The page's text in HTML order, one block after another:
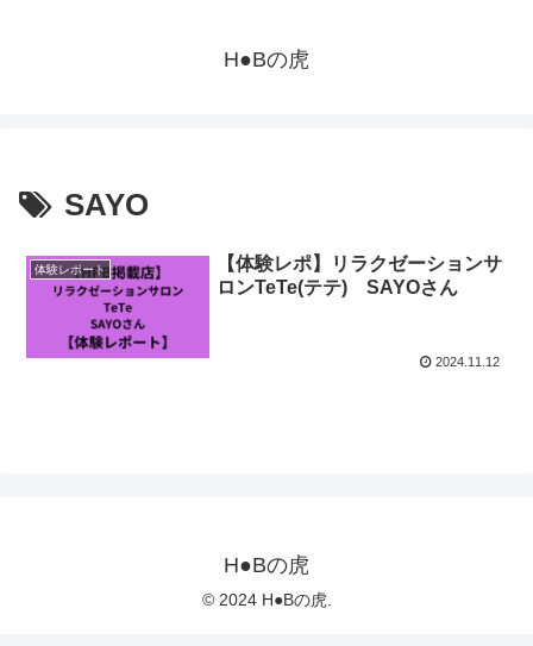
H●Bの虎
SAYO
体験レポート
【体験レポ】リラクゼーションサ
ロンTeTe(テテ) SAYOさん
2024.11.12
H●Bの虎
© 2024 H●Bの虎.